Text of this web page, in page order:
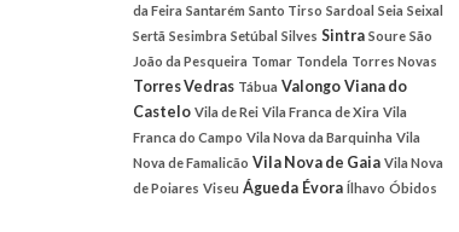
da Feira Santarém Santo Tirso Sardoal Seia Seixal
Sertã Sesimbra Setúbal Silves Sintra Soure São
João da Pesqueira Tomar Tondela Torres Novas
Torres Vedras Tábua Valongo Viana do
Castelo Vila de Rei Vila Franca de Xira Vila
Franca do Campo Vila Nova da Barquinha Vila
Nova de Famalicão Vila Nova de Gaia Vila Nova
de Poiares Viseu Águeda Évora Ílhavo Óbidos